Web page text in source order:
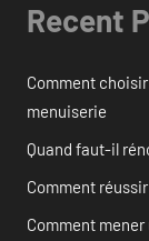
Recent
Comment
menuiserie
Quand faut-il
Comment
Comment